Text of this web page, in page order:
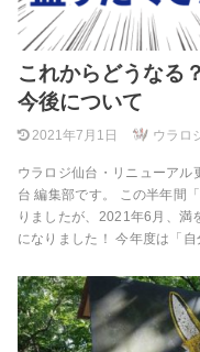
これからどうなる
今後について
2021年7月1日 ウラロ
ウラロジ仙台・リニューアル
台 編集部です。 この半年間
りましたが、2021年6月、満
になりました！ 今年度は「